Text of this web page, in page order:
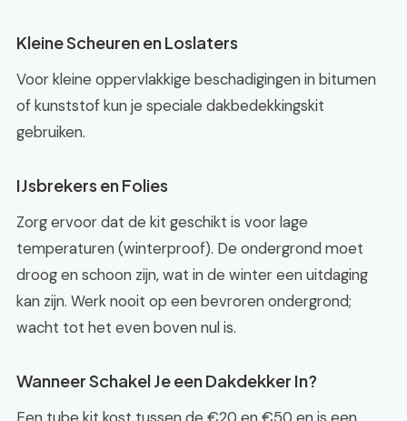
Kleine Scheuren en Loslaters
Voor kleine oppervlakkige beschadigingen in bitumen
of kunststof kun je speciale dakbedekkingskit
gebruiken.
IJsbrekers en Folies
Zorg ervoor dat de kit geschikt is voor lage
temperaturen (winterproof). De ondergrond moet
droog en schoon zijn, wat in de winter een uitdaging
kan zijn. Werk nooit op een bevroren ondergrond;
wacht tot het even boven nul is.
Wanneer Schakel Je een Dakdekker In?